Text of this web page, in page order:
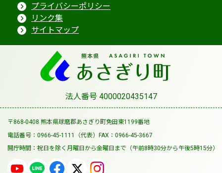
プライバシーポリシー
リンク集
サイトマップ
法人番号 4000020435147
〒868-0408 熊本県球磨郡あさぎり町免田東1199番地
電話番号：0966-45-1111（代表）
FAX：0966-45-3667
開庁時間：祝日を除く月曜日から金曜日まで （午前8時30分から午後5時15分）